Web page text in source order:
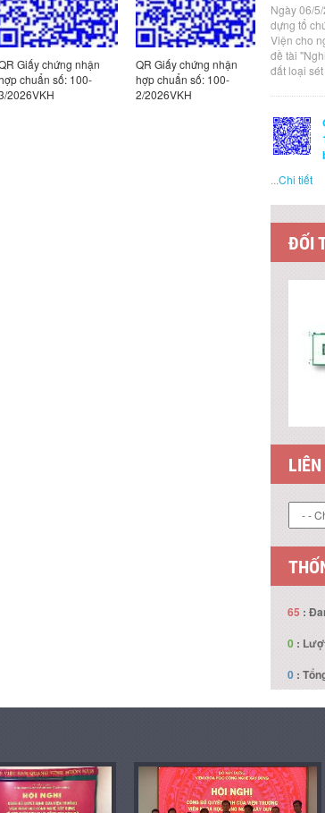
Giấy chứng nhận
chuẩn số: 100-
2026VKH
QR Giấy chứng nhận
hợp chuẩn số: 100-
2/2026VKH
QR Giấy
hợp
1/
Ngày 06/
dựng tổ
Viện cho
đề tài
đất loại
...Chi tiết
ĐỐI
65 :
0: